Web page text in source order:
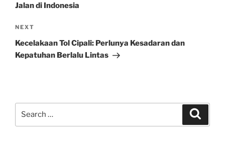
Jalan di Indonesia
Next
Post
NEXT
Kecelakaan Tol Cipali: Perlunya Kesadaran dan
Kepatuhan Berlalu Lintas